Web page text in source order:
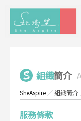
組織簡介
SheAspire ／組織簡介
服務條款